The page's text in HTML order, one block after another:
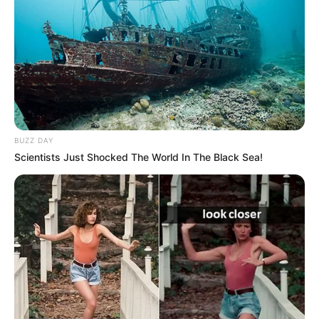
El alcalde de Marinilla, Julio César Serna, informó que
varios hombres en dos motocicletas llegaron hasta un
grupo de ciudadanos que consumían estupefacientes en
una zona despoblada del municipio. Sin mediar palabra,
víctimas mortales,entre las cuales se encontraba una
persona que había sido objeto de allanamiento por parte
de la Policía Nacional meses atrás.
Desde el primer momento, junto con el comandante de la
Policía Antioquia, coronel Luis Fernando Muñoz, se
iniciaron las investigaciones para esclarecer lo ocurrido.
El mandatario calificó la situación como dolorosa y
aseguró que empaña la tranquilidad de la localidad.
BUZZ DAY
Scientists Just Shocked The World In The Black Sea!